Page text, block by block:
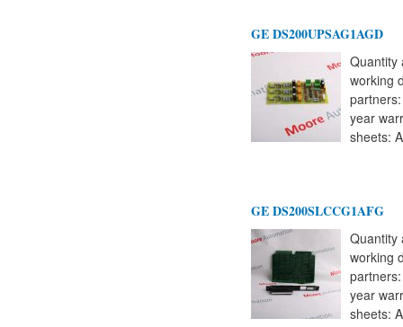
GE DS200UPSAG1AGD
Quantity
working
year
sheets:
GE DS200SLCCG1AFG
Quantity
working
year
sheets: